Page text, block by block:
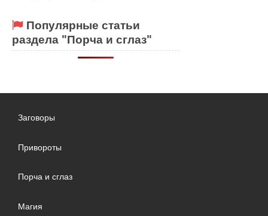
Популярные статьи
раздела "Порча и сглаз"
Заговоры
Привороты
Порча и сглаз
Магия